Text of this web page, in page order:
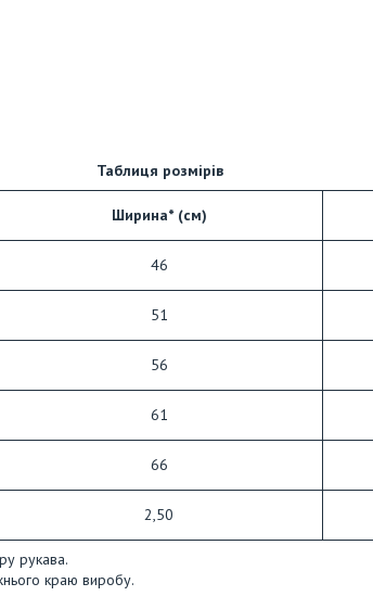
Таблиця розмірів
Ширина* (см)
46
51
56
61
66
2,50
рукава.
краю виробу.